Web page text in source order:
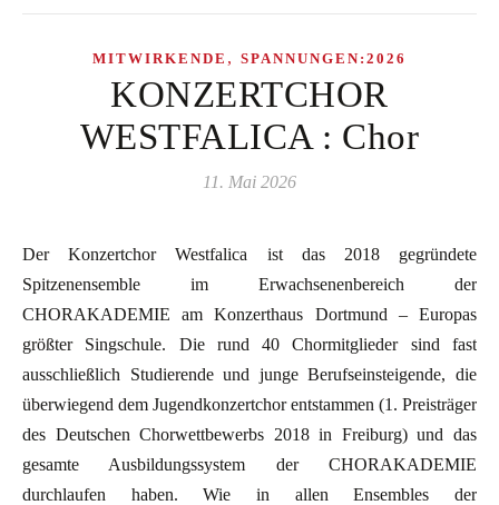
MITWIRKENDE , SPANNUNGEN:2026
KONZERTCHOR
WESTFALICA : Chor
11. Mai 2026
Der Konzertchor Westfalica ist das 2018 gegründete
Spitzenensemble im Erwachsenenbereich der
CHORAKADEMIE am Konzerthaus Dortmund – Europas
größter Singschule. Die rund 40 Chormitglieder sind fast
ausschließlich Studierende und junge Berufseinsteigende, die
überwiegend dem Jugendkonzertchor entstammen (1. Preisträger
des Deutschen Chorwettbewerbs 2018 in Freiburg) und das
gesamte Ausbildungssystem der CHORAKADEMIE
durchlaufen haben. Wie in allen Ensembles der